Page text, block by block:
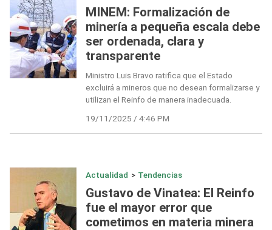
MINEM: Formalización de
minería a pequeña escala debe
ser ordenada, clara y
transparente
Ministro Luis Bravo ratifica que el Estado
excluirá a mineros que no desean formalizarse y
utilizan el Reinfo de manera inadecuada.
19/11/2025 / 4:46 PM
Actualidad > Tendencias
Gustavo de Vinatea: El Reinfo
fue el mayor error que
cometimos en materia minera